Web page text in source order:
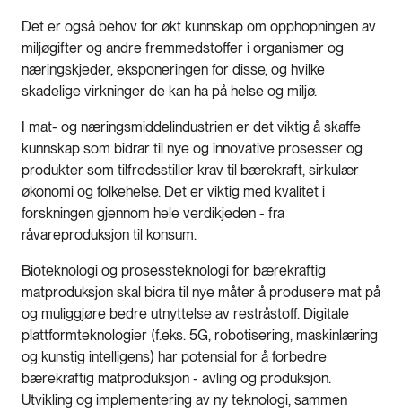
Det er også behov for økt kunnskap om opphopningen av
miljøgifter og andre fremmedstoffer i organismer og
næringskjeder, eksponeringen for disse, og hvilke
skadelige virkninger de kan ha på helse og miljø.
I mat- og næringsmiddelindustrien er det viktig å skaffe
kunnskap som bidrar til nye og innovative prosesser og
produkter som tilfredsstiller krav til bærekraft, sirkulær
økonomi og folkehelse. Det er viktig med kvalitet i
forskningen gjennom hele verdikjeden - fra
råvareproduksjon til konsum.
Bioteknologi og prosessteknologi for bærekraftig
matproduksjon skal bidra til nye måter å produsere mat på
og muliggjøre bedre utnyttelse av restråstoff. Digitale
plattformteknologier (f.eks. 5G, robotisering, maskinlæring
og kunstig intelligens) har potensial for å forbedre
bærekraftig matproduksjon - avling og produksjon.
Utvikling og implementering av ny teknologi, sammen